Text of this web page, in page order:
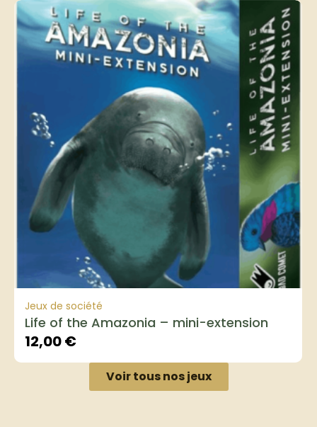
Jeux de société
Life of the Amazonia – mini-extension
12,00€
Voir tous nos jeux